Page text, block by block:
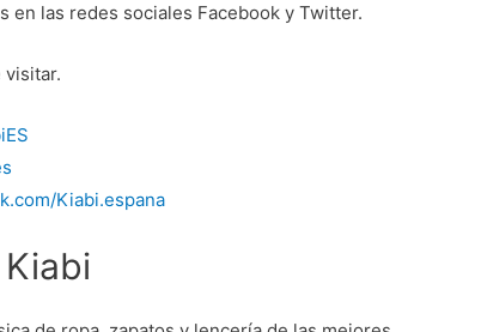
en las redes sociales Facebook y Twitter.
visitar.
Kiabi.espana